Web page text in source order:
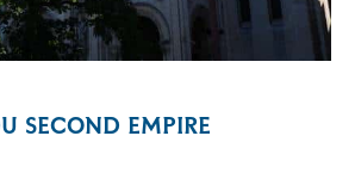
SECOND EMPIRE